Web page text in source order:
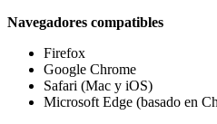
Navegadores compatibles
Firefox
Google Chrome
Safari (Mac y iOS)
Microsoft Edge (basado en